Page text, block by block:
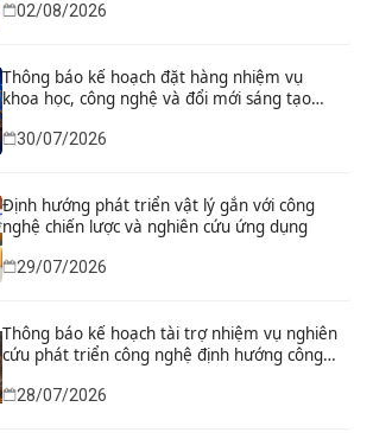
02/08/2026
Thông báo kế hoạch đặt hàng nhiệm vụ
khoa học, công nghệ và đổi mới sáng tạo
“Nghiên cứu khoa học tổng kết thi hành, đề
xuất sửa đổi, bổ sung toàn diện Hiến pháp
30/07/2026
Định hướng phát triển vật lý gắn với công
nghệ chiến lược và nghiên cứu ứng dụng
29/07/2026
Thông báo kế hoạch tài trợ nhiệm vụ nghiên
cứu phát triển công nghệ định hướng công
nghệ chiến lược năm 2026
28/07/2026